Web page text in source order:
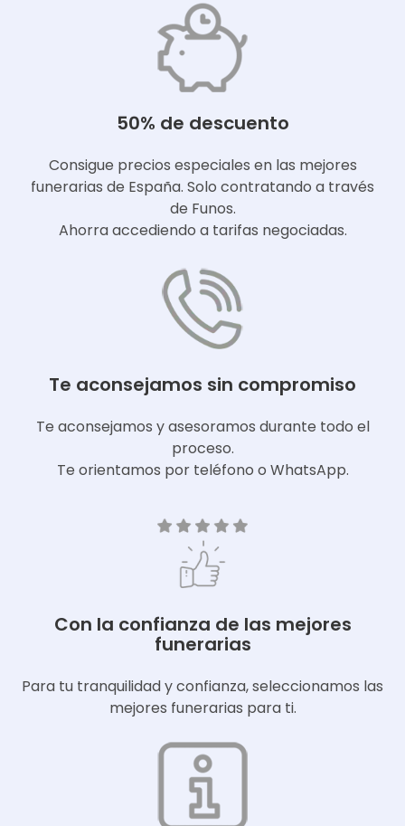
50% de descuento
Consigue precios especiales en las mejores
funerarias de España. Solo contratando a través
de Funos.
Ahorra accediendo a tarifas negociadas.
Te aconsejamos sin compromiso
Te aconsejamos y asesoramos durante todo el
proceso.
Te orientamos por teléfono o WhatsApp.
Con la confianza de las mejores
funerarias
Para tu tranquilidad y confianza, seleccionamos las
mejores funerarias para ti.